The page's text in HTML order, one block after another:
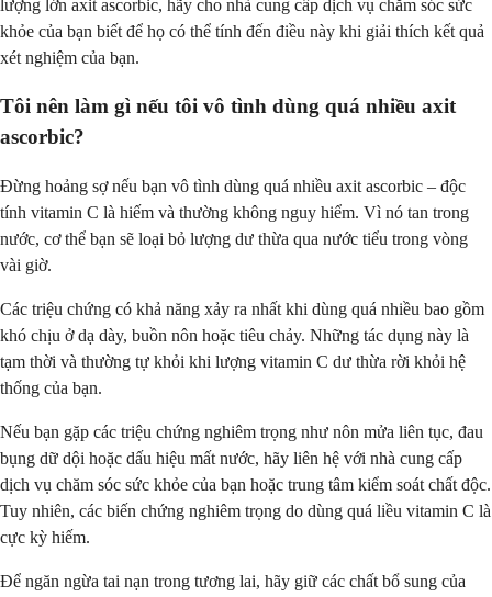
lượng lớn axit ascorbic, hãy cho nhà cung cấp dịch vụ chăm sóc sức
khỏe của bạn biết để họ có thể tính đến điều này khi giải thích kết quả
xét nghiệm của bạn.
Tôi nên làm gì nếu tôi vô tình dùng quá nhiều axit
ascorbic?
Đừng hoảng sợ nếu bạn vô tình dùng quá nhiều axit ascorbic – độc
tính vitamin C là hiếm và thường không nguy hiểm. Vì nó tan trong
nước, cơ thể bạn sẽ loại bỏ lượng dư thừa qua nước tiểu trong vòng
vài giờ.
Các triệu chứng có khả năng xảy ra nhất khi dùng quá nhiều bao gồm
khó chịu ở dạ dày, buồn nôn hoặc tiêu chảy. Những tác dụng này là
tạm thời và thường tự khỏi khi lượng vitamin C dư thừa rời khỏi hệ
thống của bạn.
Nếu bạn gặp các triệu chứng nghiêm trọng như nôn mửa liên tục, đau
bụng dữ dội hoặc dấu hiệu mất nước, hãy liên hệ với nhà cung cấp
dịch vụ chăm sóc sức khỏe của bạn hoặc trung tâm kiểm soát chất độc.
Tuy nhiên, các biến chứng nghiêm trọng do dùng quá liều vitamin C là
cực kỳ hiếm.
Để ngăn ngừa tai nạn trong tương lai, hãy giữ các chất bổ sung của